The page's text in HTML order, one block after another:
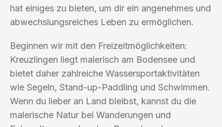
hat einiges zu bieten, um dir ein angenehmes und
abwechslungsreiches Leben zu ermöglichen.
Beginnen wir mit den Freizeitmöglichkeiten:
Kreuzlingen liegt malerisch am Bodensee und
bietet daher zahlreiche Wassersportaktivitäten
wie Segeln, Stand-up-Paddling und Schwimmen.
Wenn du lieber an Land bleibst, kannst du die
malerische Natur bei Wanderungen und